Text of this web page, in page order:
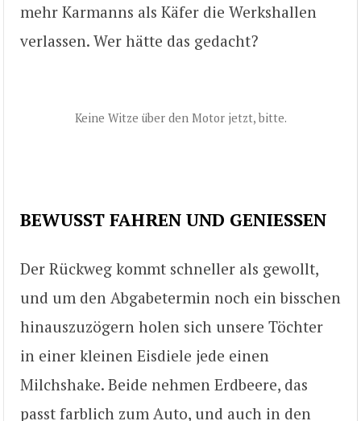
mehr Karmanns als Käfer die Werkshallen
verlassen. Wer hätte das gedacht?
Keine Witze über den Motor jetzt, bitte.
BEWUSST FAHREN UND GENIESSEN
Der Rückweg kommt schneller als gewollt,
und um den Abgabetermin noch ein bisschen
hinauszuzögern holen sich unsere Töchter
in einer kleinen Eisdiele jede einen
Milchshake. Beide nehmen Erdbeere, das
passt farblich zum Auto, und auch in den